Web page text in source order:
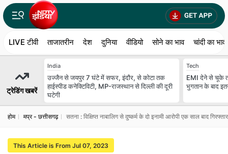
LIVE टीवी ताजातरीन देश दुनिया वीडियो सोने का भाव चांदी का भाव
ट्रेडिंग खबरें
India
उज्जैन से जयपुर 7 घंटे में सफर, इंदौर, से कोटा तक
हाईस्पीड कनेक्टिविटी, MP-राजस्थान से दिल्ली की दूरी
घटेगी
Tech
EMI देने से चूके
भुगतान के बाद
होम मप्र - छत्तीसगढ़ सतना : विक्षिप्त नाबालिग से दुष्कर्म के दो इनामी आरोपी एक साल बाद गिरफ्तार
This Article is From Jul 07, 2023